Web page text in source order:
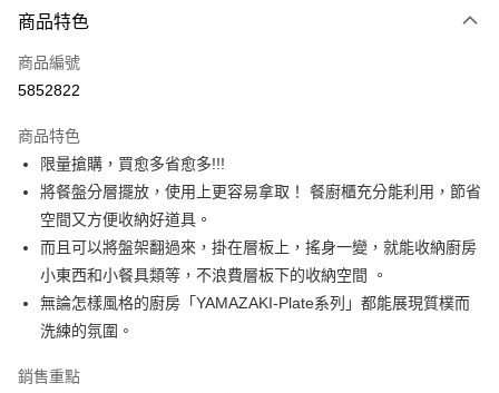
4.訂單成立30分鐘內，如未前往確認交易或遇審核未通過，訂單將自動取
消。如遇「轉專審核」未通過狀況，表示未達大哥付你分期系統評分，恕無
【繳款方式說明】
1.分期款項不併入電信帳單，「大哥付你分期」於每月結算日後寄送繳費提
2.透過簡訊連結打開帳單後，可選擇「超商條碼／台灣大直營門市／銀行轉
【注意事項】
1.本服務係由「台灣大哥大股份有限公司」（以下簡稱本公司）所提供，讓
用戶於交易時，得透過本服務購買商品或服務，並由商店將買賣／分期付款
買賣價金債權讓與本公司後，依約使用本公司帳單繳交帳款。
2.基於同意付款使用「大哥付你分期」之契約關係目的，商店將以您的個人
由本公司與您本人進行分期帳單所需資料之確認、核對及更正。
3.完整用戶服務條款，請詳閱以下連結：
每筆NT$150，滿NT$299(含以上)免運費
商品特色
商品編號
5852822
商品特色
限量搶購，買愈多省愈多!!!
將餐盤分層擺放，使用上更容易拿取！ 餐廚櫃充分能利用，節省
空間又方便收納好道具。
而且可以將盤架翻過來，掛在層板上，搖身一變，就能收納廚房
小東西和小餐具類等，不浪費層板下的收納空間 。
無論怎樣風格的廚房「YAMAZAKI-Plate系列」都能展現質樸而
洗練的氛圍。
銷售重點